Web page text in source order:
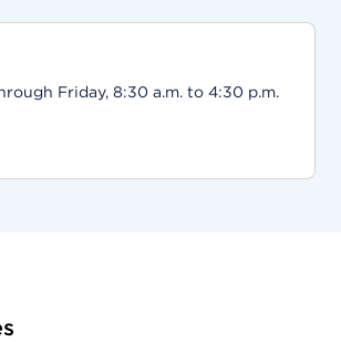
Friday, 8:30 a.m. to 4:30 p.m.